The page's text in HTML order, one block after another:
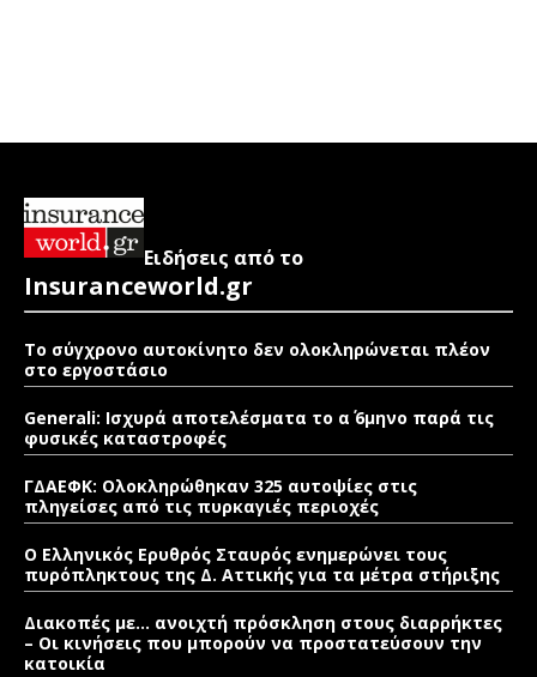
Ειδήσεις από το
Insuranceworld.gr
Το σύγχρονο αυτοκίνητο δεν ολοκληρώνεται πλέον
στο εργοστάσιο
Generali: Ισχυρά αποτελέσματα το α΄ 6μηνο παρά τις
φυσικές καταστροφές
ΓΔΑΕΦΚ: Ολοκληρώθηκαν 325 αυτοψίες στις
πληγείσες από τις πυρκαγιές περιοχές
Ο Ελληνικός Ερυθρός Σταυρός ενημερώνει τους
πυρόπληκτους της Δ. Αττικής για τα μέτρα στήριξης
Διακοπές με… ανοιχτή πρόσκληση στους διαρρήκτες
– Οι κινήσεις που μπορούν να προστατεύσουν την
κατοικία